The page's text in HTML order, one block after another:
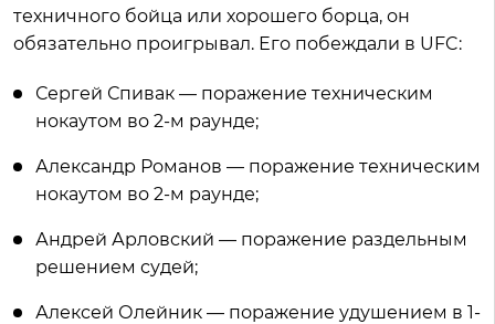
техничного бойца или хорошего борца, он
обязательно проигрывал. Его побеждали в UFC:
Сергей Спивак — поражение техническим
нокаутом во 2-м раунде;
Александр Романов — поражение техническим
нокаутом во 2-м раунде;
Андрей Арловский — поражение раздельным
решением судей;
Алексей Олейник — поражение удушением в 1-